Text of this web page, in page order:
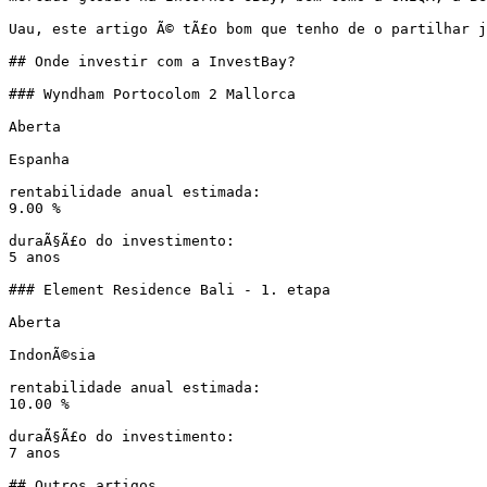
Uau, este artigo Ã© tÃ£o bom que tenho de o partilhar
## Onde investir com a InvestBay?
### Wyndham Portocolom 2 Mallorca
Aberta
Espanha
rentabilidade anual estimada:
9.00 %
duraÃ§Ã£o do investimento:
5 anos
### Element Residence Bali - 1. etapa
Aberta
IndonÃ©sia
rentabilidade anual estimada:
10.00 %
duraÃ§Ã£o do investimento:
7 anos